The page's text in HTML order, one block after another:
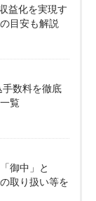
益化を実現す
目安も解説
手数料を徹底
覧
御中」と
取り扱い等を